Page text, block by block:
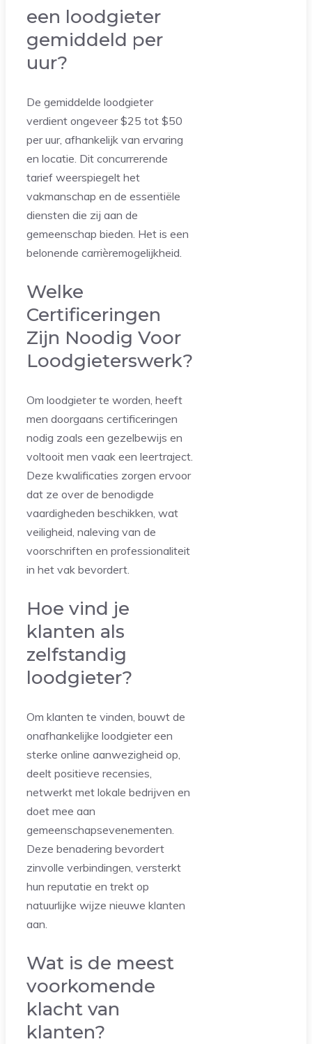
een loodgieter
gemiddeld per
uur?
De gemiddelde loodgieter
verdient ongeveer $25 tot $50
per uur, afhankelijk van ervaring
en locatie. Dit concurrerende
tarief weerspiegelt het
vakmanschap en de essentiële
diensten die zij aan de
gemeenschap bieden. Het is een
belonende carrièremogelijkheid.
Welke
Certificeringen
Zijn Noodig Voor
Loodgieterswerk?
Om loodgieter te worden, heeft
men doorgaans certificeringen
nodig zoals een gezelbewijs en
voltooit men vaak een leertraject.
Deze kwalificaties zorgen ervoor
dat ze over de benodigde
vaardigheden beschikken, wat
veiligheid, naleving van de
voorschriften en professionaliteit
in het vak bevordert.
Hoe vind je
klanten als
zelfstandig
loodgieter?
Om klanten te vinden, bouwt de
onafhankelijke loodgieter een
sterke online aanwezigheid op,
deelt positieve recensies,
netwerkt met lokale bedrijven en
doet mee aan
gemeenschapsevenementen.
Deze benadering bevordert
zinvolle verbindingen, versterkt
hun reputatie en trekt op
natuurlijke wijze nieuwe klanten
aan.
Wat is de meest
voorkomende
klacht van
klanten?